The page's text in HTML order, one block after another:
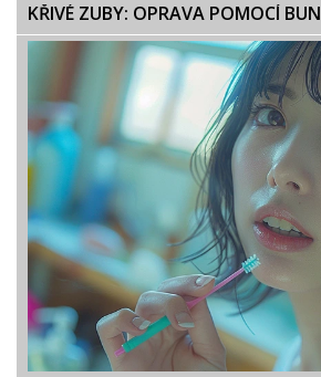
KŘIVÉ ZUBY: OPRAVA POMOCÍ